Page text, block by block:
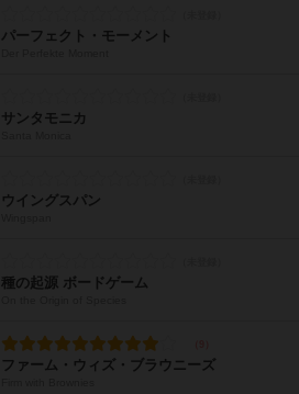
パーフェクト・モーメント
サンタモニカ
ウイングスパン
種の起源 ボードゲーム
ファーム・ウィズ・ブラウニーズ